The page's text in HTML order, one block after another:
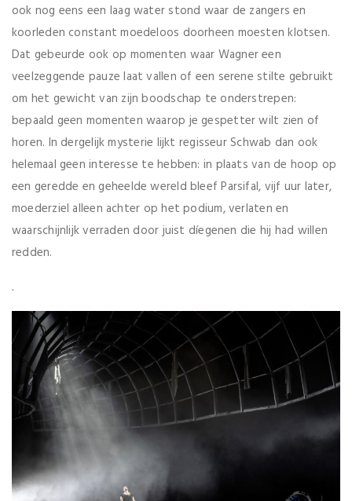
ook nog eens een laag water stond waar de zangers en
koorleden constant moedeloos doorheen moesten klotsen.
Dat gebeurde ook op momenten waar Wagner een
veelzeggende pauze laat vallen of een serene stilte gebruikt
om het gewicht van zijn boodschap te onderstrepen:
bepaald geen momenten waarop je gespetter wilt zien of
horen. In dergelijk mysterie lijkt regisseur Schwab dan ook
helemaal geen interesse te hebben: in plaats van de hoop op
een geredde en geheelde wereld bleef Parsifal, vijf uur later,
moederziel alleen achter op het podium, verlaten en
waarschijnlijk verraden door juist díegenen die hij had willen
redden.
.